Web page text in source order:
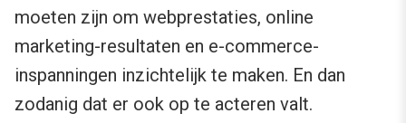
moeten zijn om webprestaties, online
marketing-resultaten en e-commerce-
inspanningen inzichtelijk te maken. En dan
zodanig dat er ook op te acteren valt.